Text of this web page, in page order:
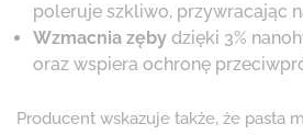
poleruje szkliwo, przywracając
Wzmacnia zęby dzięki 3%
oraz wspiera ochronę
Producent wskazuje także, że pasta